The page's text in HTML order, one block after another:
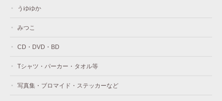
うゆゆか
みつこ
CD・DVD・BD
Tシャツ・パーカー・タオル等
写真集・ブロマイド・ステッカーなど